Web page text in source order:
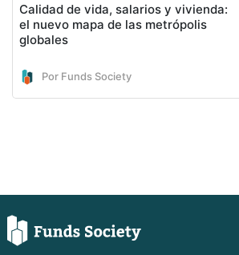
Calidad de vida, salarios y vivienda:
el nuevo mapa de las metrópolis
globales
Por Funds Society